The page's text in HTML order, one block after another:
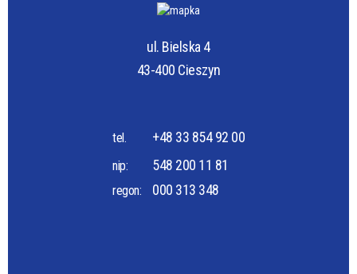
ul. Bielska 4
43-400 Cieszyn
tel. +48 33 854 92 00
nip: 548 200 11 81
regon: 000 313 348